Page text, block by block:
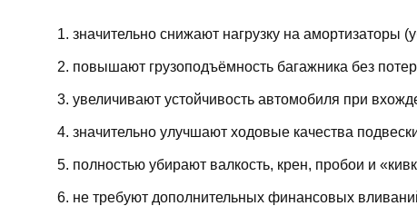
значительно снижают нагрузку на амортизаторы
повышают грузоподъёмность багажника без
увеличивают устойчивость автомобиля при
значительно улучшают ходовые качества
полностью убирают валкость, крен, пробои и
не требуют дополнительных финансовых